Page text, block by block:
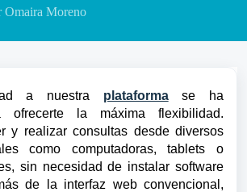
Omaira Moreno
a nuestra plataformase ha
ofrecerte la máxima flexibilidad.
y realizar consultas desde diversos
como computadoras, tablets o
sin necesidad de instalar software
de la interfaz web convencional,